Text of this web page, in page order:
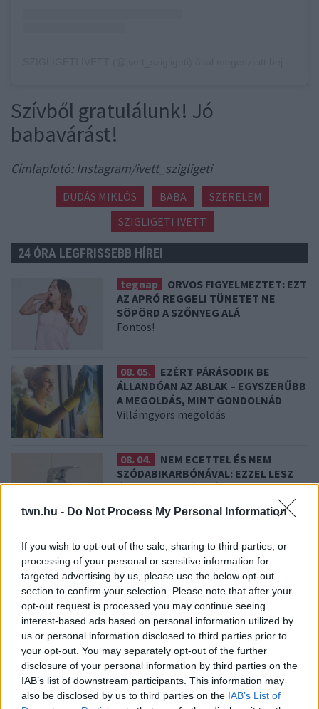
twn.hu - Do Not Process My Personal Information
If you wish to opt-out of the sale, sharing to third parties, or
processing of your personal or sensitive information for
targeted advertising by us, please use the below opt-out
section to confirm your selection. Please note that after your
opt-out request is processed you may continue seeing
interest-based ads based on personal information utilized by
us or personal information disclosed to third parties prior to
your opt-out. You may separately opt-out of the further
disclosure of your personal information by third parties on the
IAB’s list of downstream participants. This information may
also be disclosed by us to third parties on the IAB’s List of
Szívből gratulálunk! Jó
babavárást!
Címlapfotó: Instagram/ivett_szigligeti
DUDÁS MIKLÓS BABA
SZERELEM
SZIGLIGETI IVETT
24 ÓRA LEGFRISSEBB HÍREI
tegnap
ORVOS FIGYELMEZTET: EZT
AZ APRÓ REGGELI TÜNETET NE
SÖPÖRD A SZŐNYEG ALÁ
Fontos!
08. 05.
EZÉRT PÁRÁSODIK BE
ÁLLANDÓAN AZ ABLAK – EGYSZERŰBB
A MEGOLDÁS, MINT GONDOLNÁD
Villámgyors megoldás
08. 04.
NEM ECETTEL ÉS NEM
SZÓDABIKARBÓNÁVAL: EZZEL LESZ
ÚJRA CSILLOGÓ A VÍZKÖVES CSAP
08. 03.
HA MINDIG EZT A MONDATOT
HASZNÁLOD, AZ RENDKÍVÜL MAGAS
ÉRZELMI INTELLIGENCIÁRA UTALHAT
Te szoktad?
08. 02.
SOKAN ROSSZUL TÁROLJÁK A GYÓGYSZEREIKET –
EMIATT CSÖKKENHET A HATÁSUK
Érdemes odafigyelni rá
08. 01.
EGYRE TÖBB FIATALNÁL JELENTKEZIK EZ A